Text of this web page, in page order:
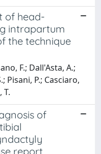
of head-
intrapartum
the technique
F.; Dall'Asta, A.;
Pisani, P.; Casciaro,
T.
of
report